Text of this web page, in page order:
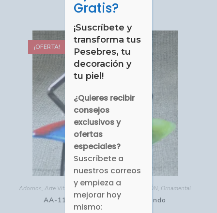
Comprar
¡OFERTA!
Adornos, Arte Vitro-Fusión HOGAR - DECORACIÓN, Ornamental
AA-115B Quijote Sentado Leyendo
Gratis?
¡Suscríbete y
transforma tus
Pesebres, tu
decoración y
tu piel!
¿Quieres recibir
consejos
exclusivos y
ofertas
especiales?
Suscríbete a
nuestros correos
y empieza a
mejorar hoy
mismo: